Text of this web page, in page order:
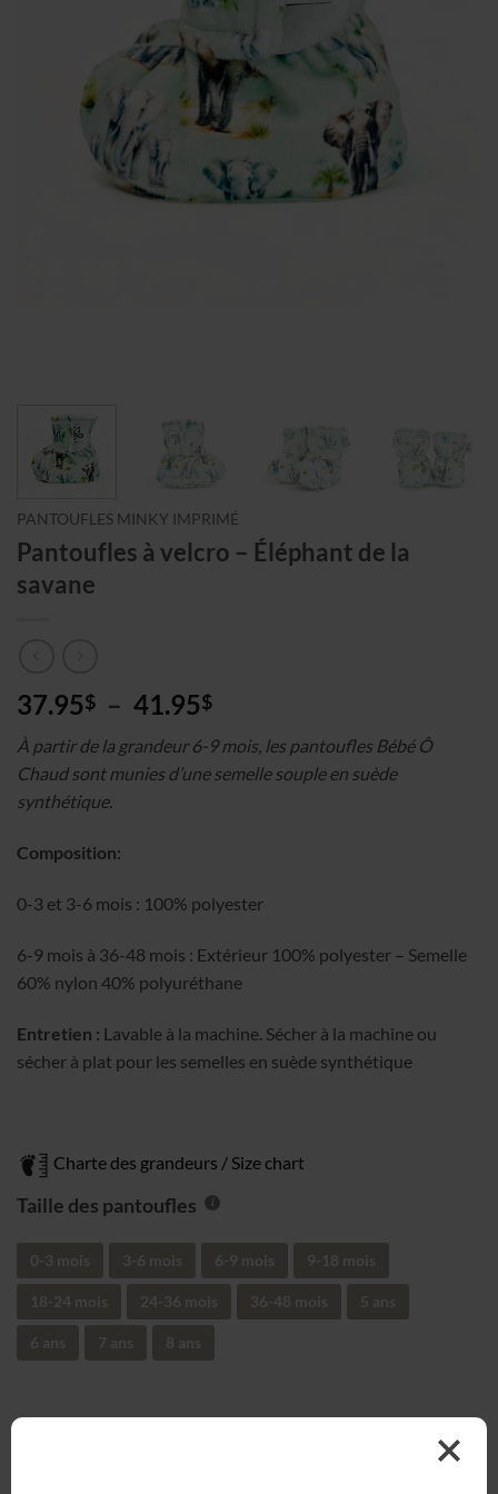
PANTOUFLES MINKY IMPRIMÉ
Pantoufles à velcro – Éléphant de la
savane
37.95$ – 41.95$Plage
prix :
37.95$
À partir de la grandeur 6-9 mois, les pantoufles Bébé Ô
Chaud sont munies d’une semelle souple en suède
synthétique.
Composition:
0-3 et 3-6 mois : 100% polyester
6-9 mois à 36-48 mois : Extérieur 100% polyester – Semelle
60% nylon 40% polyuréthane
Entretien : Lavable à la machine. Sécher à la machine ou
sécher à plat pour les semelles en suède synthétique
Charte des grandeurs / Size chart
Taille des pantoufles
0-3 mois 3-6 mois 6-9 mois 9-18 mois
18-24 mois 24-36 mois 36-48 mois 5 ans
6 ans 7 ans 8 ans